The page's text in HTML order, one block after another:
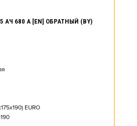
65 АЧ 680 А [EN] ОБРАТНЫЙ (BY)
EURO